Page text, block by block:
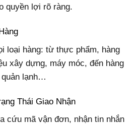
quyền lợi rõ ràng.
loại hàng: từ thực phẩm, hàng
xây dựng, máy móc, đến hàng
quản lạnh…
Thái Giao Nhận
cứu mã vận đơn, nhận tin nhắn